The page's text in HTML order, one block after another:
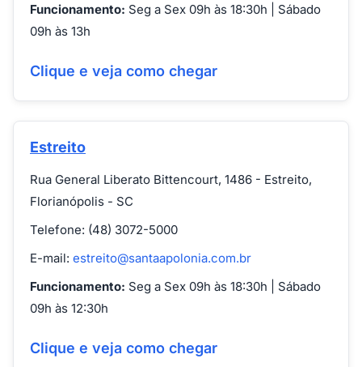
Funcionamento: Seg a Sex 09h às 18:30h | Sábado
09h às 13h
Clique e veja como chegar
Estreito
Rua General Liberato Bittencourt, 1486 - Estreito,
Florianópolis - SC
Telefone: (48) 3072-5000
E-mail: estreito@santaapolonia.com.br
Funcionamento: Seg a Sex 09h às 18:30h | Sábado
09h às 12:30h
Clique e veja como chegar